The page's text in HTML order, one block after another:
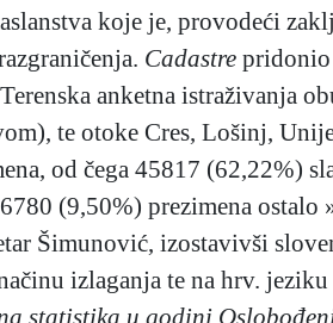
koje je, provodeći
Cadastre
anketna istraživanja
te otoke Cres, Lošinj,
od čega 45817 (62,22%)
(9,50%) prezimena ostalo
Šimunović, izostavivši
izlaganja te na hrv.
statistika u godini